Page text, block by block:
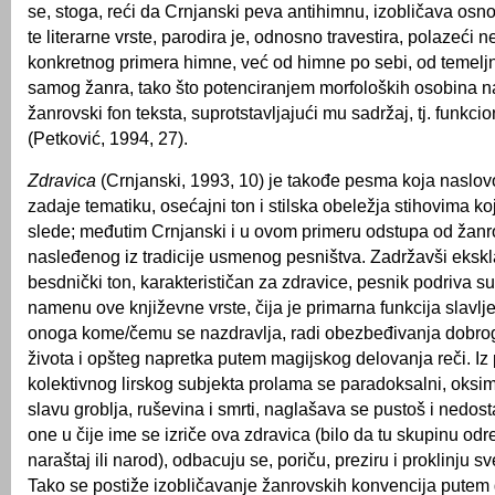
se, stoga, reći da Crnjanski peva antihimnu, izobličava
te literarne vrste, parodira je, odnosno travestira, polazeći
konkretnog primera himne, već od himne po sebi, od
samog žanra, tako što potenciranjem morfoloških osobina
žanrovski fon teksta, suprotstavljajući mu sadržaj, tj.
(Petković, 1994, 27).
Zdravica (Crnjanski, 1993, 10) je takođe pesma koja
zadaje tematiku, osećajni ton i stilska obeležja stihovima
slede; međutim Crnjanski i u ovom primeru odstupa od
nasleđenog iz tradicije usmenog pesništva. Zadržavši
besdnički ton, karakterističan za zdravice, pesnik podriva
namenu ove književne vrste, čija je primarna funkcija
onoga kome/čemu se nazdravlja, radi obezbeđivanja
života i opšteg napretka putem magijskog delovanja reči. Iz
kolektivnog lirskog subjekta prolama se paradoksalni,
slavu groblja, ruševina i smrti, naglašava se pustoš i
one u čije ime se izriče ova zdravica (bilo da tu skupinu
naraštaj ili narod), odbacuju se, poriču, preziru i proklinju
Tako se postiže izobličavanje žanrovskih konvencija putem